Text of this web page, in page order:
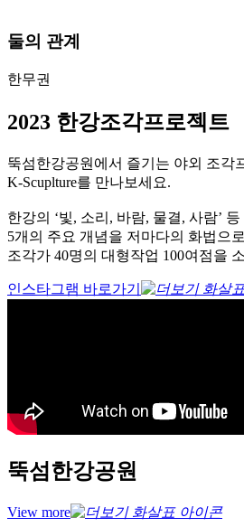
둘의 관계
한무권
2023 한강조각프로젝트
뚝섬한강공원에서 즐기는 야외 조각
K-Scuplture를 만나보세요.
한강의 ‘빛, 소리, 바람, 물결, 사람’ 등
5개의 주요 개념을 저마다의 화법으
조각가 40명의 대형작업 100여점을
인스타그램 바로가기
뚝섬한강공원
View more